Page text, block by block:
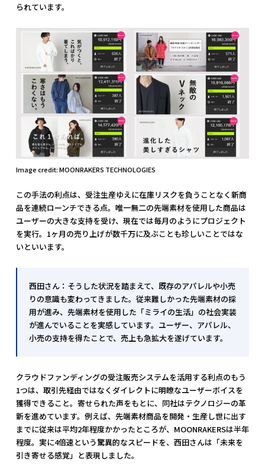
られています。
Image credit: MOONRAKERS TECHNOLOGIES
この手法の利点は、受注生産ゆえに在庫リスクを負うことなく新商
品を連続ローンチできる点。唯一無二の先端素材を使用した商品は
ユーザーの大きな支持を受け、現在では毎月のようにプロジェクト
を実行。1ヶ月の売り上げが数千万に及ぶことも珍しいことではな
いといいます。
西田さん：そうした状況を踏まえて、既存のアパレルや小売
りの意識も変わってきました。従来難しかった先端素材の採
用が進み、先端素材を使用した「ミライの生活」の社会実装
が進んでいることを実感しています。ユーザー、アパレル、
小売の支持を得たことで、売上も急拡大を遂げています。
クラウドファンディングの受注販売システムを活用する利点のもう
1つは、取引先経由ではなくダイレクトに明瞭なユーザーボイスを
獲得できること。寄せられた声をもとに、同社はテクノロジーの革
新を進めています。例えば、先端素材商品を開発・生産し世に出す
までに従来は平均2年程度かかったところが、MOONRAKERSは半年
程度。実に4倍速という驚異的なスピードを、西田さんは「未来を
引き寄せる感覚」と表現しました。